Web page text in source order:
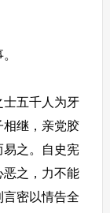
五千人为牙
相继，亲党胶
易之。自史宪
恶之，力不能
密以情告全